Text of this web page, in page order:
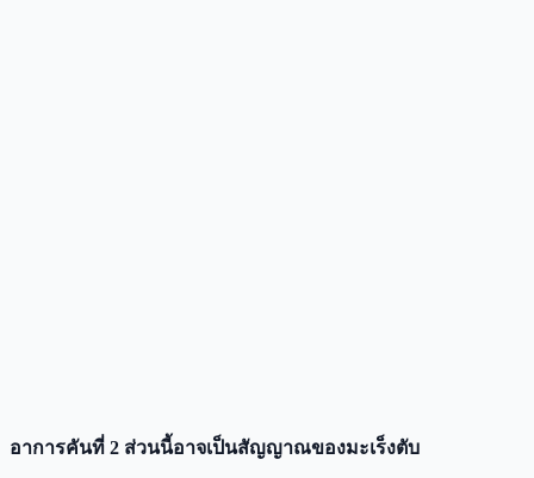
อาการคันที่ 2 ส่วนนี้อาจเป็นสัญญาณของมะเร็งตับ